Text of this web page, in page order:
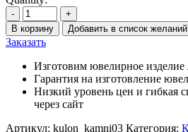
-
+
В корзину
Добавить в список желаний
Заказать
Изготовим ювелирное
Гарантия на изготовление
Низкий уровень цен и гибкая
через сайт
Артикул: kulon_kamni03 Категория: